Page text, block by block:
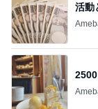
活動